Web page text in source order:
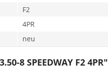
F2
4PR
neu
8 SPEEDWAY F2 4PR"